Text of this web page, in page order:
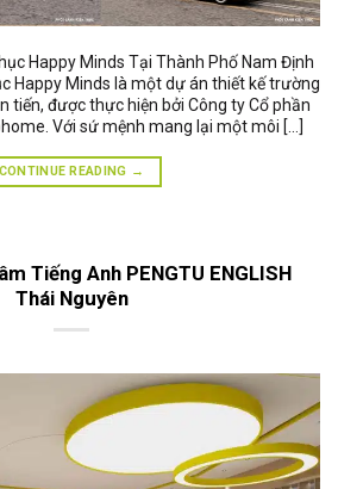
Happy Minds Tại Thành Phố Nam Định
Happy Minds là một dự án thiết kế trường
tiến, được thực hiện bởi Công ty Cổ phần
Với sứ mệnh mang lại một môi […]
CONTINUE READING →
Tiếng Anh PENGTU ENGLISH
Thái Nguyên